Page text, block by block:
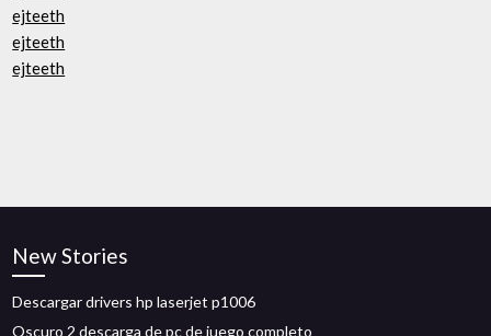
ejteeth
ejteeth
ejteeth
New Stories
Descargar drivers hp laserjet p1006
Oscuro 2 descarga de pc de juego completo